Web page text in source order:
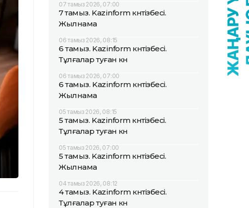
07 тамыз 2026, 07:00
7 тамыз. Kazinform күнтізбесі.
Жылнама
06 тамыз 2026, 08:15
6 тамыз. Kazinform күнтізбесі.
Тұлғалар туған күн
06 тамыз 2026, 07:00
6 тамыз. Kazinform күнтізбесі.
Жылнама
05 тамыз 2026, 08:15
5 тамыз. Kazinform күнтізбесі.
Тұлғалар туған күн
05 тамыз 2026, 07:00
5 тамыз. Kazinform күнтізбесі.
Жылнама
04 тамыз 2026, 08:12
4 тамыз. Kazinform күнтізбесі.
Тұлғалар туған күн